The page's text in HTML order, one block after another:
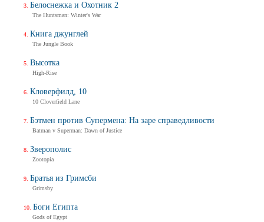
Белоснежка и Охотник 2
The Huntsman: Winter's War
Книга джунглей
The Jungle Book
Высотка
High-Rise
Кловерфилд, 10
10 Cloverfield Lane
Бэтмен против Супермена: На заре справедливости
Batman v Superman: Dawn of Justice
Зверополис
Zootopia
Братья из Гримсби
Grimsby
Боги Египта
Gods of Egypt